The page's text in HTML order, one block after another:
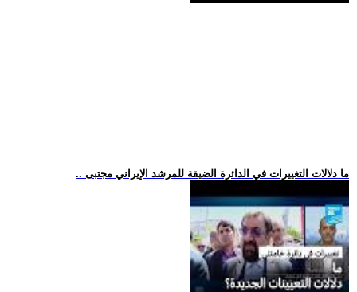
.. ما دلالات التغييرات في الدائرة الضيقة للمرشد الإيراني مجتبى